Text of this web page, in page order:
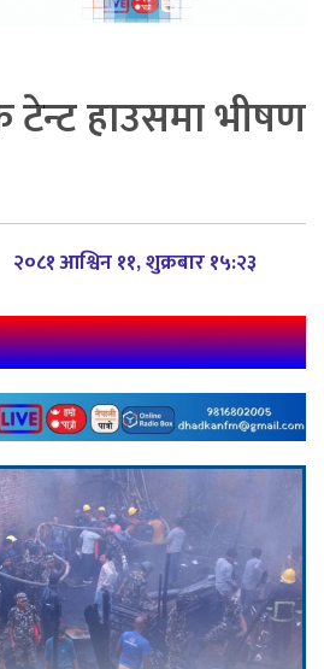
टेन्ट हाउसमा भीषण
२०८१ आश्विन ११, शुक्रबार १५:२३